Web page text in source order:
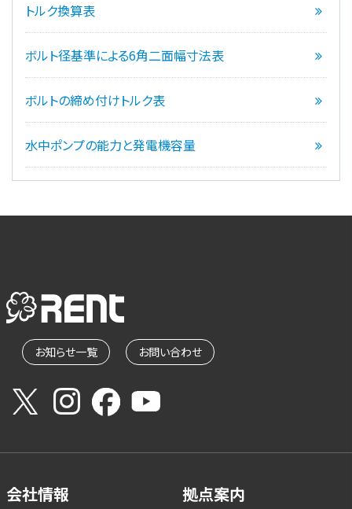
トルク換算表
ボルト径基準による6角二面幅寸法表
ボルトの締め付けトルク表
水中ポンプの能力と発電機容量
お知らせ一覧 お問い合わせ
会社情報 拠点案内